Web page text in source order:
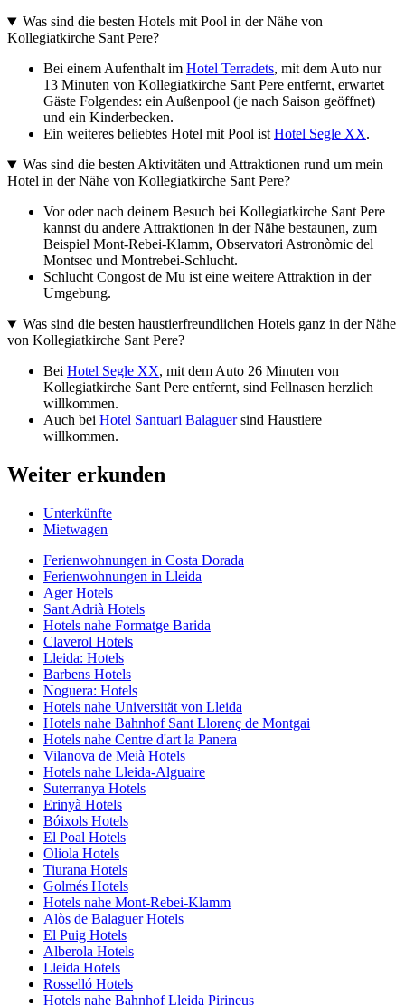
Was sind die besten Hotels mit Pool in der Nähe von
Kollegiatkirche Sant Pere?
Bei einem Aufenthalt im Hotel Terradets, mit dem Auto nur
13 Minuten von Kollegiatkirche Sant Pere entfernt, erwartet
Gäste Folgendes: ein Außenpool (je nach Saison geöffnet)
und ein Kinderbecken.
Ein weiteres beliebtes Hotel mit Pool ist Hotel Segle XX.
Was sind die besten Aktivitäten und Attraktionen rund um mein
Hotel in der Nähe von Kollegiatkirche Sant Pere?
Vor oder nach deinem Besuch bei Kollegiatkirche Sant Pere
kannst du andere Attraktionen in der Nähe bestaunen, zum
Beispiel Mont-Rebei-Klamm, Observatori Astronòmic del
Montsec und Montrebei-Schlucht.
Schlucht Congost de Mu ist eine weitere Attraktion in der
Umgebung.
Was sind die besten haustierfreundlichen Hotels ganz in der Nähe
von Kollegiatkirche Sant Pere?
Bei Hotel Segle XX, mit dem Auto 26 Minuten von
Kollegiatkirche Sant Pere entfernt, sind Fellnasen herzlich
willkommen.
Auch bei Hotel Santuari Balaguersind Haustiere
willkommen.
Weiter erkunden
Unterkünfte
Mietwagen
Ferienwohnungen in Costa Dorada
Ferienwohnungen in Lleida
Ager Hotels
Sant Adrià Hotels
Hotels nahe Formatge Barida
Claverol Hotels
Lleida: Hotels
Barbens Hotels
Noguera: Hotels
Hotels nahe Universität von Lleida
Hotels nahe Bahnhof Sant Llorenç de Montgai
Hotels nahe Centre d'art la Panera
Vilanova de Meià Hotels
Hotels nahe Lleida-Alguaire
Suterranya Hotels
Erinyà Hotels
Bóixols Hotels
El Poal Hotels
Oliola Hotels
Tiurana Hotels
Golmés Hotels
Hotels nahe Mont-Rebei-Klamm
Alòs de Balaguer Hotels
El Puig Hotels
Alberola Hotels
Lleida Hotels
Rosselló Hotels
Hotels nahe Bahnhof Lleida Pirineus